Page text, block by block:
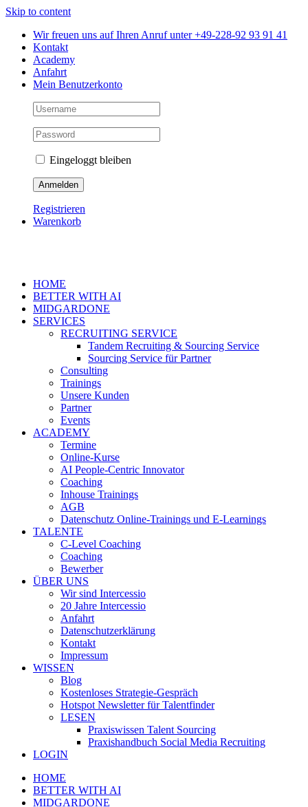
Skip to content
Wir freuen uns auf Ihren Anruf unter +49-228-92 93 91 41
Kontakt
Academy
Anfahrt
Mein Benutzerkonto
Eingeloggt bleiben
Registrieren
Warenkorb
HOME
BETTER WITH AI
MIDGARDONE
SERVICES
RECRUITING SERVICE
Tandem Recruiting & Sourcing Service
Sourcing Service für Partner
Consulting
Trainings
Unsere Kunden
Partner
Events
ACADEMY
Termine
Online-Kurse
AI People-Centric Innovator
Coaching
Inhouse Trainings
AGB
Datenschutz Online-Trainings und E-Learnings
TALENTE
C-Level Coaching
Coaching
Bewerber
ÜBER UNS
Wir sind Intercessio
20 Jahre Intercessio
Anfahrt
Datenschutzerklärung
Kontakt
Impressum
WISSEN
Blog
Kostenloses Strategie-Gespräch
Hotspot Newsletter für Talentfinder
LESEN
Praxiswissen Talent Sourcing
Praxishandbuch Social Media Recruiting
LOGIN
HOME
BETTER WITH AI
MIDGARDONE